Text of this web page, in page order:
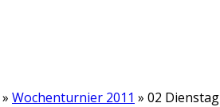
» Wochenturnier 2011 » 02 Dienstag